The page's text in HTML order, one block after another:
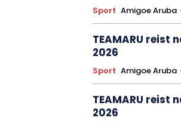
Sport Amigoe Aruba
TEAMARU reist
2026
Sport Amigoe Aruba
TEAMARU reist
2026